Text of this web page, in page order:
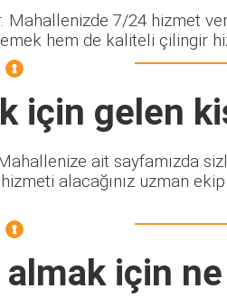
7/24 hizmet
hem de kaliteli çilingir
için gelen
ait sayfamızda
alacağınız uzman
için